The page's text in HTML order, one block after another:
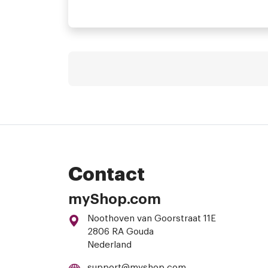
Contact
myShop.com
Noothoven van Goorstraat 11E
2806 RA Gouda
Nederland